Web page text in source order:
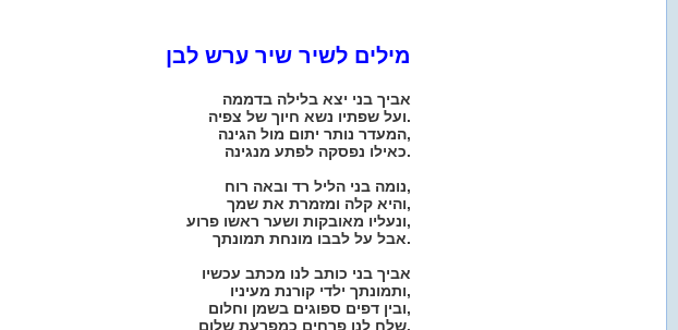
מילים לשיר שיר ערש לבן
אביך בני יצא בלילה בדממה
ועל שפתיו נשא חיוך של צפיה.
המעדר נותר יתום מול הגינה,
כאילו נפסקה לפתע מנגינה.
נומה בני הליל רד ובאה רוח,
והיא קלה ומזמרת את שמך,
ונעליו מאובקות ושער ראשו פרוע,
אבל על לבבו מונחת תמונתך.
אביך בני כותב לנו מכתב עכשיו
ותמונתך ילדי קורנת מעיניו,
ובין דפים ספוגים בשמן וחלום,
שלח לנו פרחים כמפרעת שלום.